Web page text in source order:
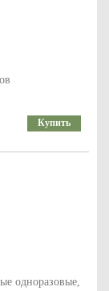
Купить
одноразовые,